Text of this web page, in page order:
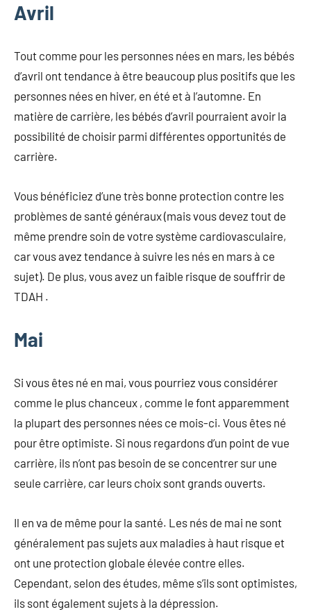
Avril
Tout comme pour les personnes nées en mars, les bébés
d’avril ont tendance à être beaucoup plus positifs que les
personnes nées en hiver, en été et à l’automne. En
matière de carrière, les bébés d’avril pourraient avoir la
possibilité de choisir parmi différentes opportunités de
carrière.
Vous bénéficiez d’une très bonne protection contre les
problèmes de santé généraux (mais vous devez tout de
même prendre soin de votre système cardiovasculaire,
car vous avez tendance à suivre les nés en mars à ce
sujet). De plus, vous avez un faible risque de souffrir de
TDAH .
Mai
Si vous êtes né en mai, vous pourriez vous considérer
comme le plus chanceux , comme le font apparemment
la plupart des personnes nées ce mois-ci. Vous êtes né
pour être optimiste. Si nous regardons d’un point de vue
carrière, ils n’ont pas besoin de se concentrer sur une
seule carrière, car leurs choix sont grands ouverts.
Il en va de même pour la santé. Les nés de mai ne sont
généralement pas sujets aux maladies à haut risque et
ont une protection globale élevée contre elles.
Cependant, selon des études, même s’ils sont optimistes,
ils sont également sujets à la dépression.